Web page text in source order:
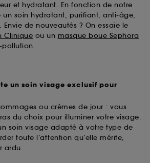
et hydratant. En fonction de notre
soin hydratant, purifiant, anti-âge,
de nouveautés ? On essaie le
Clinique ou un masque boue Sephora
pollution.
un soin visage exclusif pour
ou crèmes de jour : vous
du choix pour illuminer votre visage.
soin visage adapté à votre type de
toute l’attention qu’elle mérite,
ardu.